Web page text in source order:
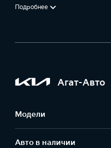
Подробнее
Агат-Авто
Модели
Авто в наличии